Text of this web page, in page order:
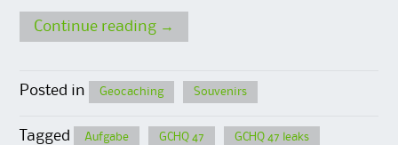
Continue reading →
Posted in Geocaching Souvenirs
Tagged Aufgabe GCHQ 47 GCHQ 47 leaks